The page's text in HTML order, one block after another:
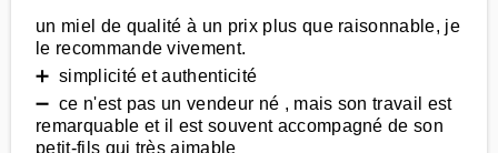
un miel de qualité à un prix plus que raisonnable, je
le recommande vivement.
➕ simplicité et authenticité
➖ ce n'est pas un vendeur né , mais son travail est
remarquable et il est souvent accompagné de son
petit-fils qui très aimable